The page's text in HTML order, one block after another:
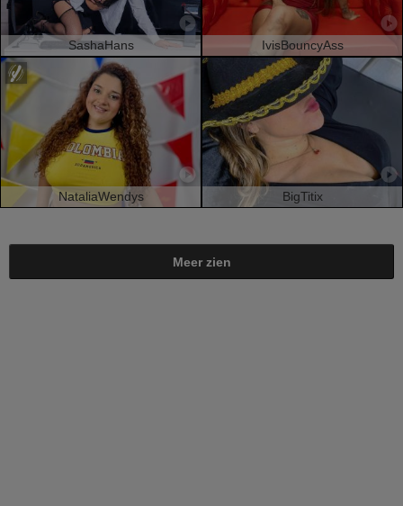
SashaHans IvisBouncyAss
NataliaWendys BigTitix
Meer zien